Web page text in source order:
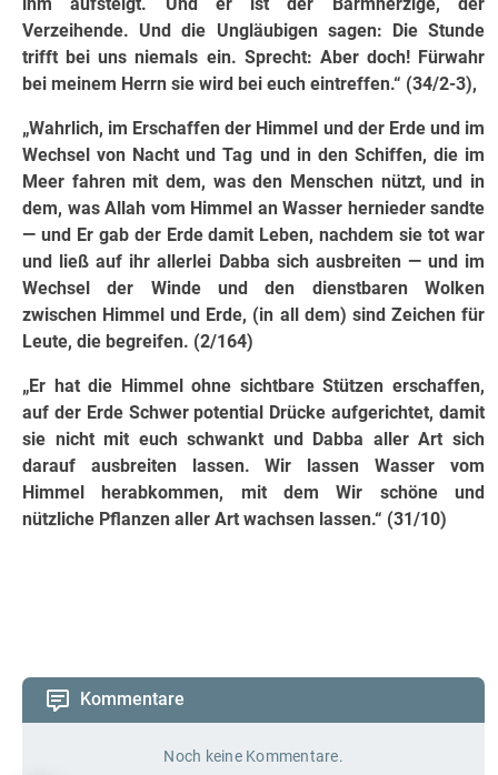
Verzeihende. Und die Un­gläu­bi­gen sagen: Die Stunde
trifft bei uns niemals ein. Sprecht: Aber doch! Fürwahr
bei meinem Herrn sie wird bei euch eintreffen.“ (34/2-3),
„Wahrlich, im Erschaffen der Himmel und der Erde und im
Wechsel von Nacht und Tag und in den Schiffen, die im
Meer fahren mit dem, was den Menschen nützt, und in
dem, was Allah vom Himmel an Wasser hernieder sandte
— und Er gab der Erde damit Leben, nachdem sie tot war
und ließ auf ihr allerlei Dabba sich ausbreiten — und im
Wechsel der Winde und den dienstbaren Wolken
zwischen Himmel und Erde, (in all dem) sind Zeichen für
Leute, die begreifen. (2/164)
„Er hat die Himmel ohne sichtbare Stützen erschaffen,
auf der Erde Schwer potential Drücke aufgerichtet, damit
sie nicht mit euch schwankt und Dabba aller Art sich
darauf ausbreiten lassen. Wir lassen Wasser vom
Himmel herabkommen, mit dem Wir schöne und
nützliche Pflanzen aller Art wachsen lassen.“ (31/10)
Kommentare
Noch keine Kommentare.